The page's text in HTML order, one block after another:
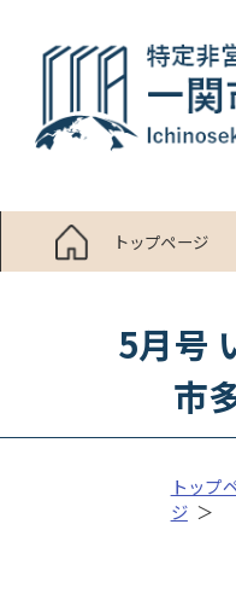
トップページ
5月号
市
トップ
ジ